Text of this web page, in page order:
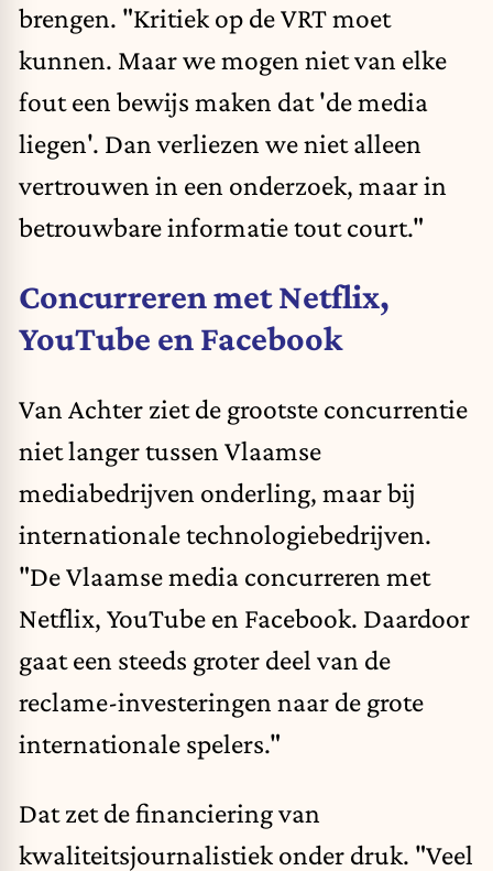
brengen. "Kritiek op de VRT moet
kunnen. Maar we mogen niet van elke
fout een bewijs maken dat 'de media
liegen'. Dan verliezen we niet alleen
vertrouwen in een onderzoek, maar in
betrouwbare informatietout court."
Concurreren met Netflix,
YouTube en Facebook
Van Achter ziet de grootste concurrentie
niet langer tussen Vlaamse
mediabedrijven onderling, maar bij
internationale technologiebedrijven.
"De Vlaamse media concurreren met
Netflix, YouTube en Facebook. Daardoor
gaat een steeds groter deel van de
reclame-investeringen naar de grote
internationale spelers."
Dat zet de financiering van
kwaliteitsjournalistiek onder druk. "Veel